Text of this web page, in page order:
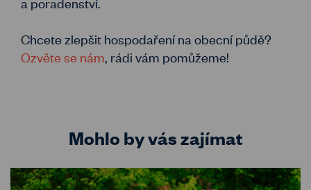
Chcete zlepšit hospodaření na obecní půdě?
Ozvěte se nám, rádi vám pomůžeme!
Mohlo by vás zajímat